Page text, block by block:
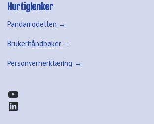
Hurtiglenker
Pandamodellen →
Brukerhåndbøker →
Personvernerklæring →
YouTube
LinkedIn